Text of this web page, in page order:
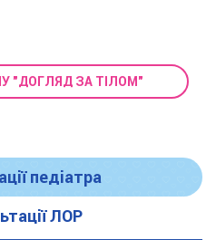
"ДОГЛЯД ЗА ТІЛОМ"
педіатра
ЛОР